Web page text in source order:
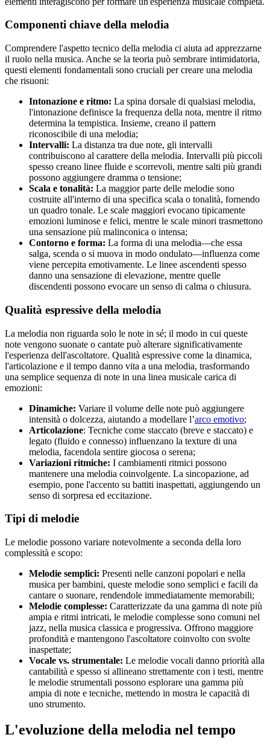
Componenti chiave della melodia
Comprendere l'aspetto tecnico della melodia ci aiuta ad apprezzarne
il ruolo nella musica. Anche se la teoria può sembrare intimidatoria,
questi elementi fondamentali sono cruciali per creare una melodia
che risuoni:
Intonazione e ritmo: La spina dorsale di qualsiasi melodia,
l'intonazione definisce la frequenza della nota, mentre il ritmo
determina la tempistica. Insieme, creano il pattern
riconoscibile di una melodia;
Intervalli: La distanza tra due note, gli intervalli
contribuiscono al carattere della melodia. Intervalli più piccoli
spesso creano linee fluide e scorrevoli, mentre salti più grandi
possono aggiungere dramma o tensione;
Scala e tonalità: La maggior parte delle melodie sono
costruite all'interno di una specifica scala o tonalità, fornendo
un quadro tonale. Le scale maggiori evocano tipicamente
emozioni luminose e felici, mentre le scale minori trasmettono
una sensazione più malinconica o intensa;
Contorno e forma: La forma di una melodia—che essa
salga, scenda o si muova in modo ondulato—influenza come
viene percepita emotivamente. Le linee ascendenti spesso
danno una sensazione di elevazione, mentre quelle
discendenti possono evocare un senso di calma o chiusura.
Qualità espressive della melodia
La melodia non riguarda solo le note in sé; il modo in cui queste
note vengono suonate o cantate può alterare significativamente
l'esperienza dell'ascoltatore. Qualità espressive come la dinamica,
l'articolazione e il tempo danno vita a una melodia, trasformando
una semplice sequenza di note in una linea musicale carica di
emozioni:
Dinamiche: Variare il volume delle note può aggiungere
intensità o dolcezza, aiutando a modellare l’arco emotivo;
Articolazione: Tecniche come staccato (breve e staccato) e
legato (fluido e connesso) influenzano la texture di una
melodia, facendola sentire giocosa o serena;
Variazioni ritmiche: I cambiamenti ritmici possono
mantenere una melodia coinvolgente. La sincopazione, ad
esempio, pone l'accento su battiti inaspettati, aggiungendo un
senso di sorpresa ed eccitazione.
Tipi di melodie
Le melodie possono variare notevolmente a seconda della loro
complessità e scopo:
Melodie semplici: Presenti nelle canzoni popolari e nella
musica per bambini, queste melodie sono semplici e facili da
cantare o suonare, rendendole immediatamente memorabili;
Melodie complesse: Caratterizzate da una gamma di note più
ampia e ritmi intricati, le melodie complesse sono comuni nel
jazz, nella musica classica e progressiva. Offrono maggiore
profondità e mantengono l'ascoltatore coinvolto con svolte
inaspettate;
Vocale vs. strumentale: Le melodie vocali danno priorità alla
cantabilità e spesso si allineano strettamente con i testi, mentre
le melodie strumentali possono esplorare una gamma più
ampia di note e tecniche, mettendo in mostra le capacità di
uno strumento.
L'evoluzione della melodia nel tempo